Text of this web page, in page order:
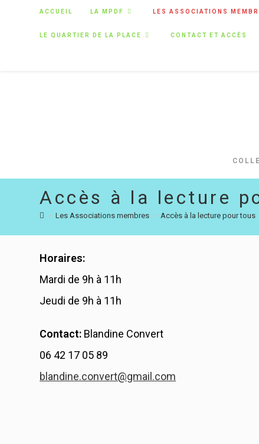
ACCUEIL LA MPDF LES ASSOCIATIONS
LE QUARTIER DE LA PLACE CONTACT ET ACCÈS
Accès à la lecture
> Les Associations membres > Accès à la lecture pour tous
Horaires:
Mardi de 9h à 11h
Jeudi de 9h à 11h
Contact: Blandine Convert
06 42 17 05 89
blandine.convert@gmail.com